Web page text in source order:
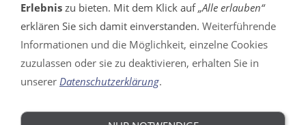
VERTRAG WIDERRUFEN
Impressum
Erlebnis zu bieten. Mit dem Klick auf„Alle erlauben“
erklären Sie sich damit einverstanden. Weiterführende
Informationen und die Möglichkeit, einzelne Cookies
zuzulassen oder sie zu deaktivieren, erhalten Sie in
unserer Datenschutzerklärung.